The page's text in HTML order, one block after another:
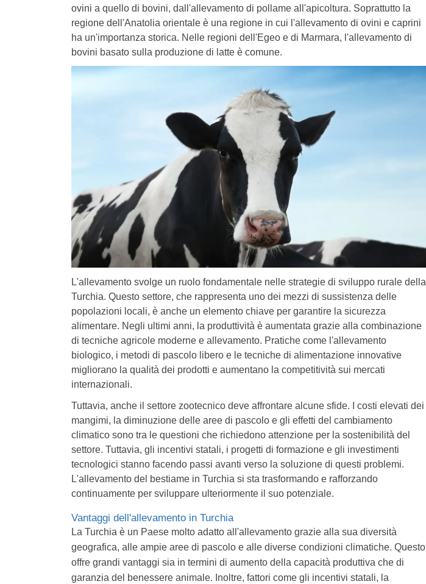
ovini a quello di bovini, dall'allevamento di pollame all'apicoltura. Soprattutto la
regione dell'Anatolia orientale è una regione in cui l'allevamento di ovini e caprini
ha un'importanza storica. Nelle regioni dell'Egeo e di Marmara, l'allevamento di
bovini basato sulla produzione di latte è comune.
L'allevamento svolge un ruolo fondamentale nelle strategie di sviluppo rurale della
Turchia. Questo settore, che rappresenta uno dei mezzi di sussistenza delle
popolazioni locali, è anche un elemento chiave per garantire la sicurezza
alimentare. Negli ultimi anni, la produttività è aumentata grazie alla combinazione
di tecniche agricole moderne e allevamento. Pratiche come l'allevamento
biologico, i metodi di pascolo libero e le tecniche di alimentazione innovative
migliorano la qualità dei prodotti e aumentano la competitività sui mercati
internazionali.
Tuttavia, anche il settore zootecnico deve affrontare alcune sfide. I costi elevati dei
mangimi, la diminuzione delle aree di pascolo e gli effetti del cambiamento
climatico sono tra le questioni che richiedono attenzione per la sostenibilità del
settore. Tuttavia, gli incentivi statali, i progetti di formazione e gli investimenti
tecnologici stanno facendo passi avanti verso la soluzione di questi problemi.
L'allevamento del bestiame in Turchia si sta trasformando e rafforzando
continuamente per sviluppare ulteriormente il suo potenziale.
Vantaggi dell'allevamento in Turchia
La Turchia è un Paese molto adatto all'allevamento grazie alla sua diversità
geografica, alle ampie aree di pascolo e alle diverse condizioni climatiche. Questo
offre grandi vantaggi sia in termini di aumento della capacità produttiva che di
garanzia del benessere animale. Inoltre, fattori come gli incentivi statali, la